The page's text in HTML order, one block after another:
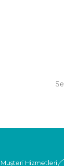
Müşteri Hizmetleri